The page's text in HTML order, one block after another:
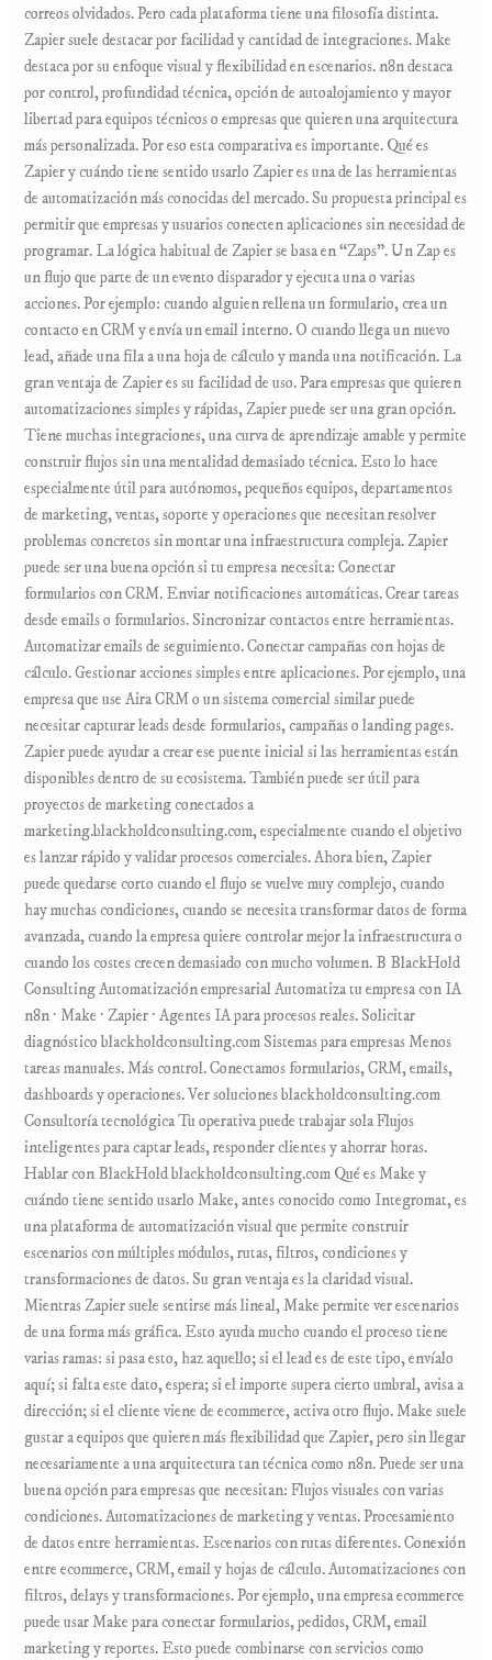
correos olvidados. Pero cada plataforma tiene una filosofía distinta.
Zapier suele destacar por facilidad y cantidad de integraciones. Make
destaca por su enfoque visual y flexibilidad en escenarios. n8n destaca
por control, profundidad técnica, opción de autoalojamiento y mayor
libertad para equipos técnicos o empresas que quieren una arquitectura
más personalizada. Por eso esta comparativa es importante. Qué es
Zapier y cuándo tiene sentido usarlo Zapier es una de las herramientas
de automatización más conocidas del mercado. Su propuesta principal es
permitir que empresas y usuarios conecten aplicaciones sin necesidad de
programar. La lógica habitual de Zapier se basa en “Zaps”. Un Zap es
un flujo que parte de un evento disparador y ejecuta una o varias
acciones. Por ejemplo: cuando alguien rellena un formulario, crea un
contacto en CRM y envía un email interno. O cuando llega un nuevo
lead, añade una fila a una hoja de cálculo y manda una notificación. La
gran ventaja de Zapier es su facilidad de uso. Para empresas que quieren
automatizaciones simples y rápidas, Zapier puede ser una gran opción.
Tiene muchas integraciones, una curva de aprendizaje amable y permite
construir flujos sin una mentalidad demasiado técnica. Esto lo hace
especialmente útil para autónomos, pequeños equipos, departamentos
de marketing, ventas, soporte y operaciones que necesitan resolver
problemas concretos sin montar una infraestructura compleja. Zapier
puede ser una buena opción si tu empresa necesita: Conectar
formularios con CRM. Enviar notificaciones automáticas. Crear tareas
desde emails o formularios. Sincronizar contactos entre herramientas.
Automatizar emails de seguimiento. Conectar campañas con hojas de
cálculo. Gestionar acciones simples entre aplicaciones. Por ejemplo, una
empresa que use Aira CRM o un sistema comercial similar puede
necesitar capturar leads desde formularios, campañas o landing pages.
Zapier puede ayudar a crear ese puente inicial si las herramientas están
disponibles dentro de su ecosistema. También puede ser útil para
proyectos de marketing conectados a
marketing.blackholdconsulting.com, especialmente cuando el objetivo
es lanzar rápido y validar procesos comerciales. Ahora bien, Zapier
puede quedarse corto cuando el flujo se vuelve muy complejo, cuando
hay muchas condiciones, cuando se necesita transformar datos de forma
avanzada, cuando la empresa quiere controlar mejor la infraestructura o
cuando los costes crecen demasiado con mucho volumen. B BlackHold
Consulting Automatización empresarial Automatiza tu empresa con IA
n8n · Make · Zapier · Agentes IA para procesos reales. Solicitar
diagnóstico blackholdconsulting.com Sistemas para empresas Menos
tareas manuales. Más control. Conectamos formularios, CRM, emails,
dashboards y operaciones. Ver soluciones blackholdconsulting.com
Consultoría tecnológica Tu operativa puede trabajar sola Flujos
inteligentes para captar leads, responder clientes y ahorrar horas.
Hablar con BlackHold blackholdconsulting.com Qué es Make y
cuándo tiene sentido usarlo Make, antes conocido como Integromat, es
una plataforma de automatización visual que permite construir
escenarios con múltiples módulos, rutas, filtros, condiciones y
transformaciones de datos. Su gran ventaja es la claridad visual.
Mientras Zapier suele sentirse más lineal, Make permite ver escenarios
de una forma más gráfica. Esto ayuda mucho cuando el proceso tiene
varias ramas: si pasa esto, haz aquello; si el lead es de este tipo, envíalo
aquí; si falta este dato, espera; si el importe supera cierto umbral, avisa a
dirección; si el cliente viene de ecommerce, activa otro flujo. Make suele
gustar a equipos que quieren más flexibilidad que Zapier, pero sin llegar
necesariamente a una arquitectura tan técnica como n8n. Puede ser una
buena opción para empresas que necesitan: Flujos visuales con varias
condiciones. Automatizaciones de marketing y ventas. Procesamiento
de datos entre herramientas. Escenarios con rutas diferentes. Conexión
entre ecommerce, CRM, email y hojas de cálculo. Automatizaciones con
filtros, delays y transformaciones. Por ejemplo, una empresa ecommerce
puede usar Make para conectar formularios, pedidos, CRM, email
marketing y reportes. Esto puede combinarse con servicios como